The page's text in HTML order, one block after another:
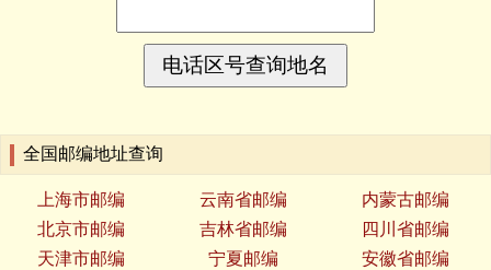
全国邮编地址查询
上海市邮编 云南省邮编
内蒙古邮编
北京市邮编
吉林省邮编
四川省邮编
天津市邮编
宁夏邮编
安徽省邮编